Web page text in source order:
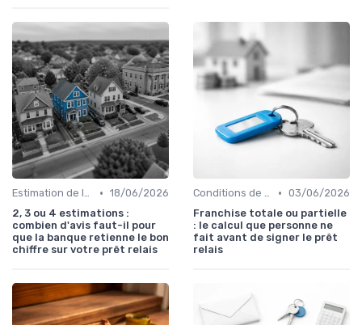
Estimation de la valeur du bien • 18/06/2026
2, 3 ou 4 estimations :
combien d'avis faut-il pour
que la banque retienne le bon
chiffre sur votre prêt relais
Conditions de remboursement • 03/06/2026
Franchise totale ou partielle
: le calcul que personne ne
fait avant de signer le prêt
relais